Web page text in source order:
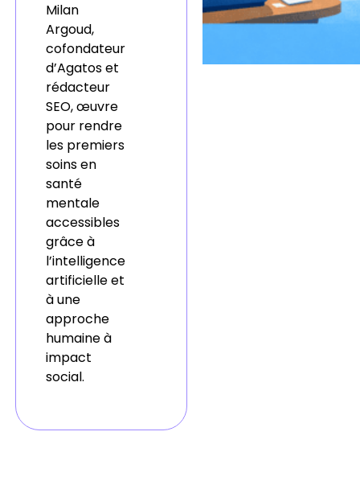
Milan
Argoud,
cofondateur
d’Agatos et
rédacteur
SEO, œuvre
pour rendre
les premiers
soins en
santé
mentale
accessibles
grâce à
l’intelligence
artificielle et
à une
approche
humaine à
impact
social.